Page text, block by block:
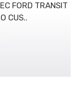
FORD TRANSIT
CUS..